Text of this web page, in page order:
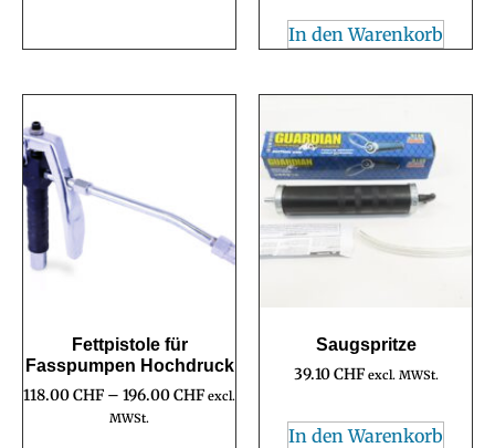
In den Warenkorb
Fettpistole für
Fasspumpen Hochdruck
118.00CHF – 196.00CHF excl.
MWSt.
Saugspritze
39.10CHF excl. MWSt.
In den Warenkorb